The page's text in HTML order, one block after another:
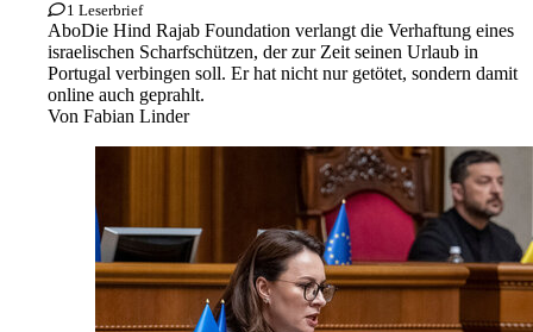
1 Leserbrief
AboDie Hind Rajab Foundation verlangt die Verhaftung eines
israelischen Scharfschützen, der zur Zeit seinen Urlaub in
Portugal verbingen soll. Er hat nicht nur getötet, sondern damit
online auch geprahlt.
Von Fabian Linder